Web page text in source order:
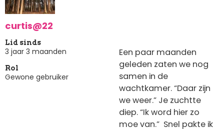
curtis@22
Lid sinds
3 jaar 3 maanden
Rol
Gewone gebruiker
Een paar maanden
geleden zaten we nog
samen in de
wachtkamer. “Daar zijn
we weer.” Je zuchtte
diep. “Ik word hier zo
moe van.” Snel pakte ik